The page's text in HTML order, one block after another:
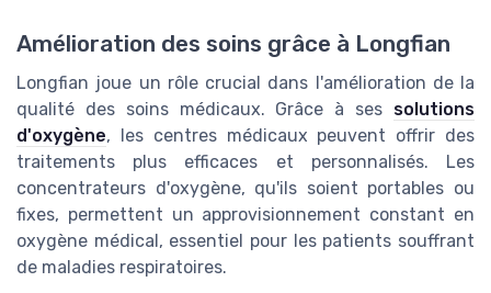
Amélioration des soins grâce à Longfian
Longfian joue un rôle crucial dans l'amélioration de la
qualité des soins médicaux. Grâce à ses solutions
d'oxygène, les centres médicaux peuvent offrir des
traitements plus efficaces et personnalisés. Les
concentrateurs d'oxygène, qu'ils soient portables ou
fixes, permettent un approvisionnement constant en
oxygène médical, essentiel pour les patients souffrant
de maladies respiratoires.